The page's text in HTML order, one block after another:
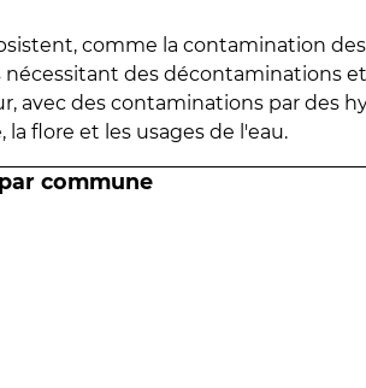
comme la contamination
des décontaminations
avec des contaminations par des
flore et les usages de l'eau.
commune